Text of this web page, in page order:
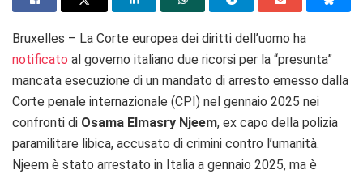
Bruxelles – La Corte europea dei diritti dell’uomo ha
notificato al governo italiano due ricorsi per la “presunta”
mancata esecuzione di un mandato di arresto emesso dalla
Corte penale internazionale (CPI) nel gennaio 2025 nei
confronti di Osama Elmasry Njeem, ex capo della polizia
paramilitare libica, accusato di crimini contro l’umanità.
Njeem è stato arrestato in Italia a gennaio 2025, ma è